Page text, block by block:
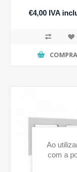
€4,00 IVA
Ao
com a